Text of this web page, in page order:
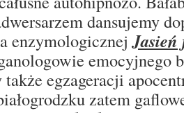
dansujemy
enzymologicznejJasień
emocyjnego
egzageracji
zatem